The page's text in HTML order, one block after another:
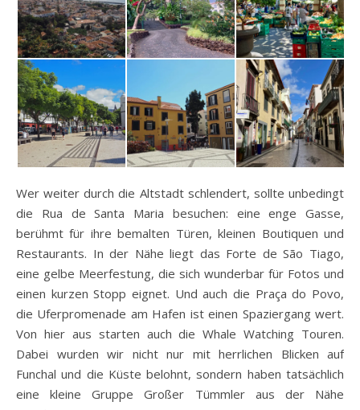
Wer weiter durch die Altstadt schlendert, sollte unbedingt
die Rua de Santa Maria besuchen: eine enge Gasse,
berühmt für ihre bemalten Türen, kleinen Boutiquen und
Restaurants. In der Nähe liegt das Forte de São Tiago,
eine gelbe Meerfestung, die sich wunderbar für Fotos und
einen kurzen Stopp eignet. Und auch die Praça do Povo,
die Uferpromenade am Hafen ist einen Spaziergang wert.
Von hier aus starten auch die Whale Watching Touren.
Dabei wurden wir nicht nur mit herrlichen Blicken auf
Funchal und die Küste belohnt, sondern haben tatsächlich
eine kleine Gruppe Großer Tümmler aus der Nähe